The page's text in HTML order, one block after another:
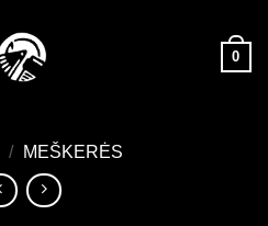
0
/ MEŠKERĖS